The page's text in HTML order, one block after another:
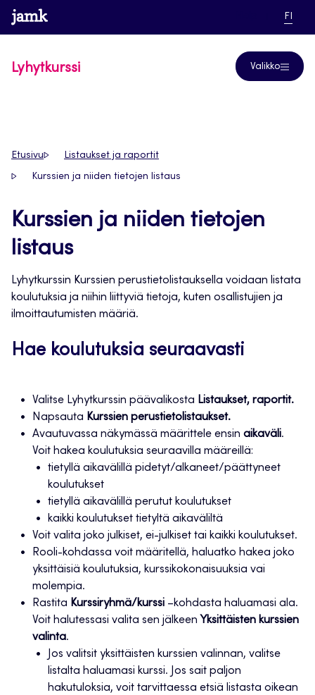
Siirry
suoraan
www.jamk.fi linkkiFI
Lyhytkurssi Valikko
Etusivu Listaukset ja raportit
Kurssien ja niiden tietojen listaus
Kurssien ja niiden tietojen
listaus
Lyhytkurssin Kurssien perustietolistauksella voidaan listata
koulutuksia ja niihin liittyviä tietoja, kuten osallistujien ja
ilmoittautumisten määriä.
Hae koulutuksia seuraavasti
Valitse Lyhytkurssin päävalikosta Listaukset, raportit.
Napsauta Kurssien perustietolistaukset.
Avautuvassa näkymässä määrittele ensin aikaväli.
Voit hakea koulutuksia seuraavilla määreillä:
tietyllä aikavälillä pidetyt/alkaneet/päättyneet
koulutukset
tietyllä aikavälillä perutut koulutukset
kaikki koulutukset tietyltä aikaväliltä
Voit valita joko julkiset, ei-julkiset tai kaikki koulutukset.
Rooli-kohdassa voit määritellä, haluatko hakea joko
yksittäisiä koulutuksia, kurssikokonaisuuksia vai
molempia.
Rastita Kurssiryhmä/kurssi –kohdasta haluamasi ala.
Voit halutessasi valita sen jälkeen Yksittäisten kurssien
valinta.
Jos valitsit yksittäisten kurssien valinnan, valitse
listalta haluamasi kurssi. Jos sait paljon
hakutuloksia, voit tarvittaessa etsiä listasta oikean